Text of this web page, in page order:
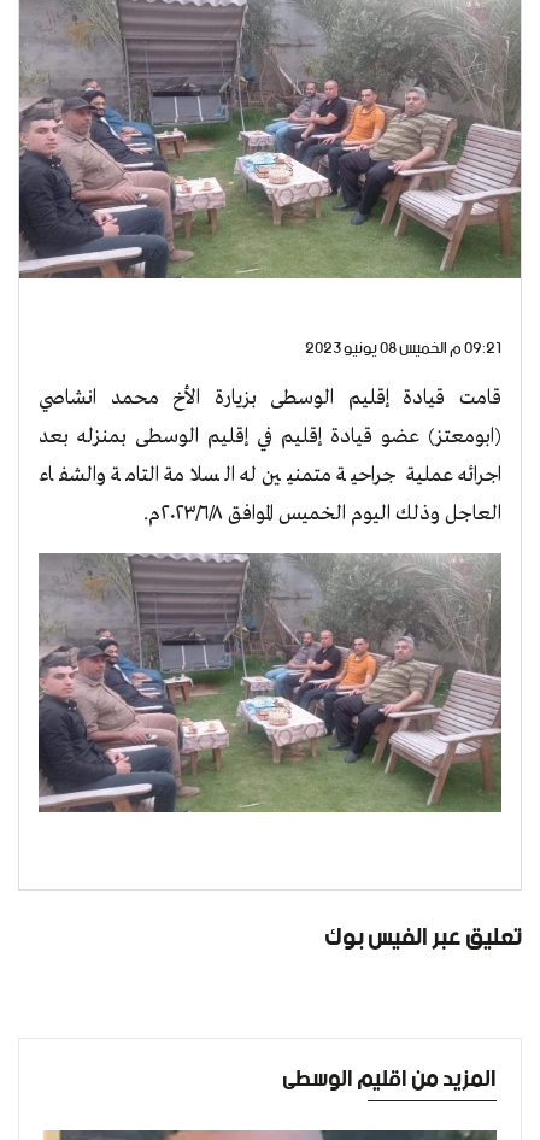
09:21 م الخميس 08 يونيو 2023
قامت قيادة إقليم الوسطى بزيارة الأخ محمد انشاصي
(ابومعتز) عضو قيادة إقليم في إقليم الوسطى بمنزله بعد
اجرائه عملية جراحية متمنيين له السلامة التامة والشفاء
العاجل وذلك اليوم الخميس الموافق ٢٠٢٣/٦/٨م.
تعليق عبر الفيس بوك
المزيد من اقليم الوسطى